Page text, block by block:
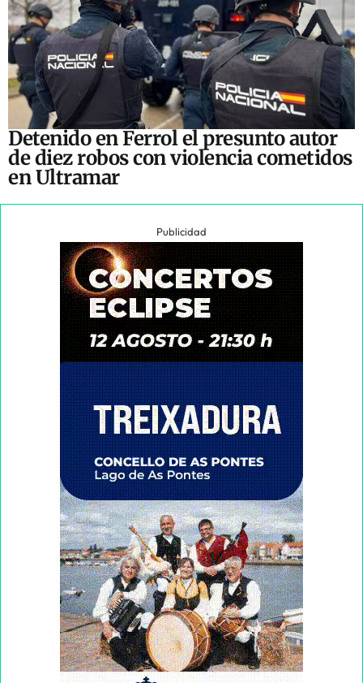
Detenido en Ferrol el presunto autor
de diez robos con violencia cometidos
en Ultramar
Publicidad